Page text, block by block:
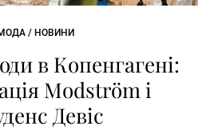
/ НОВИНИ
в Копенгагені:
Modström і
Девіс